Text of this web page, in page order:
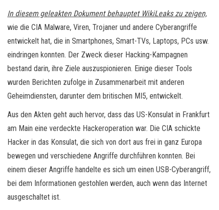
In diesem geleakten Dokument behauptet WikiLeaks zu zeigen,
wie die CIA Malware, Viren, Trojaner und andere Cyberangriffe
entwickelt hat, die in Smartphones, Smart-TVs, Laptops, PCs usw.
eindringen konnten. Der Zweck dieser Hacking-Kampagnen
bestand darin, ihre Ziele auszuspionieren. Einige dieser Tools
wurden Berichten zufolge in Zusammenarbeit mit anderen
Geheimdiensten, darunter dem britischen MI5, entwickelt.
Aus den Akten geht auch hervor, dass das US-Konsulat in Frankfurt
am Main eine verdeckte Hackeroperation war. Die CIA schickte
Hacker in das Konsulat, die sich von dort aus frei in ganz Europa
bewegen und verschiedene Angriffe durchführen konnten. Bei
einem dieser Angriffe handelte es sich um einen USB-Cyberangriff,
bei dem Informationen gestohlen werden, auch wenn das Internet
ausgeschaltet ist.